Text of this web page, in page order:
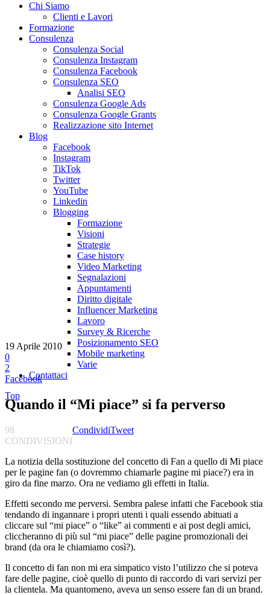
Chi Siamo
Clienti e Lavori
Formazione
Consulenza
Consulenza Social
Consulenza Instagram
Consulenza Facebook
Consulenza SEO
Analisi SEO
Consulenza Google Ads
Consulenza Google Grants
Realizzazione sito Internet
Blog
Facebook
Instagram
TikTok
Twitter
YouTube
Linkedin
Blogging
Formazione
Visioni
Strategie
Case history
Video Marketing
Segnalazioni
Appuntamenti
Diritto digitale
Influencer Marketing
Lavoro
Survey & Ricerche
Posizionamento SEO
Mobile marketing
Varie
Contattaci
Top
19 Aprile 2010
0
2
Facebook
Quando il “Mi piace” si fa perverso
98
CONDIVISIONI
CondividiTweet
La notizia della sostituzione del concetto di Fan a quello di Mi piace
per le pagine fan (o dovremmo chiamarle pagine mi piace?) era in
giro da fine marzo. Ora ne vediamo gli effetti in Italia.
Effetti secondo me perversi. Sembra palese infatti che Facebook stia
tendando di ingannare i propri utenti i quali essendo abituati a
cliccare sul “mi piace” o “like” ai commenti e ai post degli amici,
cliccheranno di più sul “mi piace” delle pagine promozionali dei
brand (da ora le chiamiamo così?).
Il concetto di fan non mi era simpatico visto l’utilizzo che si poteva
fare delle pagine, cioè quello di punto di raccordo di vari servizi per
la clientela. Ma quantomeno, aveva un senso essere fan di un brand.